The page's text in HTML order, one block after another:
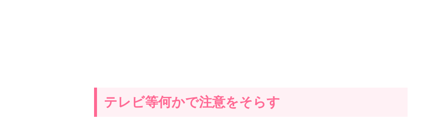
テレビ等何かで注意をそらす